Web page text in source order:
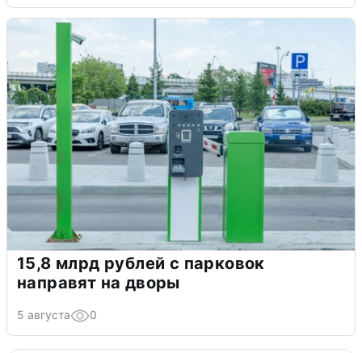
15,8 млрд рублей с парковок
направят на дворы
5 августа 0